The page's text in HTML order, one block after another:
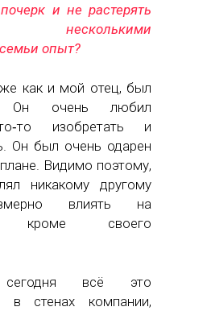
и не растерять
несколькими
опыт?
как и мой отец, был
Он очень любил
изобретать и
Он был очень одарен
Видимо поэтому,
никакому другому
влиять на
кроме своего
всё это
в стенах компании,